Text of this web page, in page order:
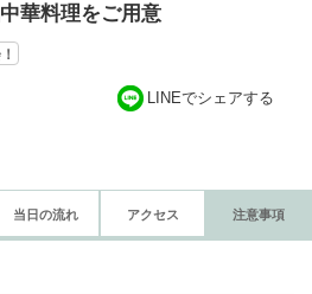
華料理をご用意
LINEでシェアする
当日の流れ アクセス 注意事項